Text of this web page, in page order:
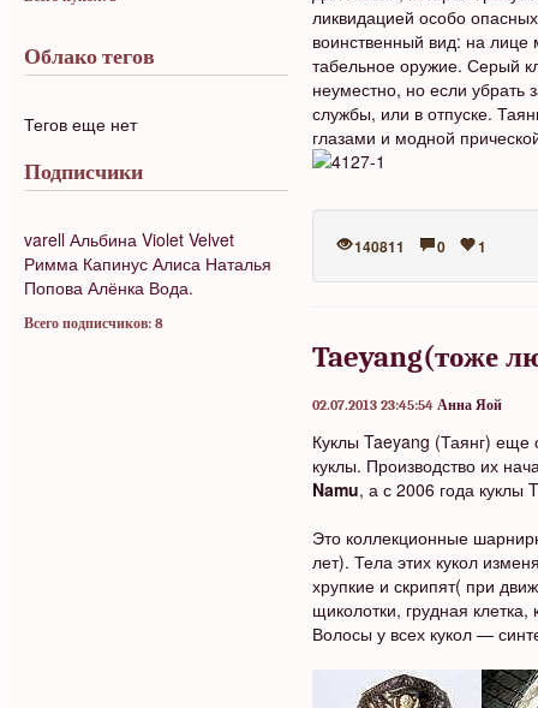
Облако тегов
Тегов еще нет
Подписчики
varell Альбина Violet Velvet
Римма Капинус Алиса Наталья
Попова Алёнка Вода.
Всего подписчиков: 8
ликвидацией особо
воинственный вид: на
табельное оружие. Серый
неуместно, но если убрать
службы, или в отпуске.
глазами и модной
140811 0 1
Taeyang(тоже
02.07.2013 23:45:54 Анна Яой
Куклы Taeyang (Таянг)
куклы. Производство их
Namu, а с 2006 года куклы
Это коллекционные
лет). Тела этих кукол
хрупкие и скрипят( при
щиколотки, грудная
Волосы у всех кукол —